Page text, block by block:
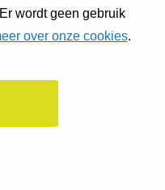
wordt geen gebruik
over onze cookies.